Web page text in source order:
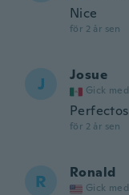
Nice
för 2 år sen
J Josue
Gick
Perfectos
för 2 år sen
R Ronald
Gick